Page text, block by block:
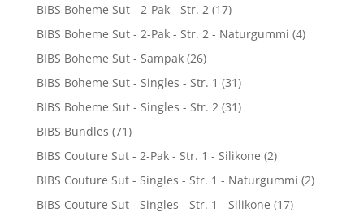
BIBS Boheme Sut - 2-Pak - Str. 2 (17)
BIBS Boheme Sut - 2-Pak - Str. 2 - Naturgummi (4)
BIBS Boheme Sut - Sampak (26)
BIBS Boheme Sut - Singles - Str. 1 (31)
BIBS Boheme Sut - Singles - Str. 2 (31)
BIBS Bundles (71)
BIBS Couture Sut - 2-Pak - Str. 1 - Silikone (2)
BIBS Couture Sut - Singles - Str. 1 - Naturgummi (2)
BIBS Couture Sut - Singles - Str. 1 - Silikone (17)